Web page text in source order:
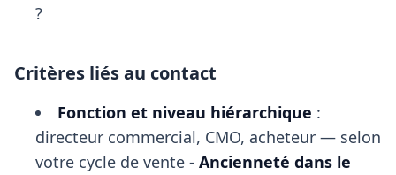
?
Critères liés au contact
Fonction et niveau hiérarchique :
directeur commercial, CMO, acheteur — selon
votre cycle de vente - Ancienneté dans le